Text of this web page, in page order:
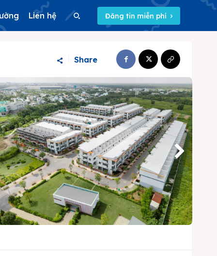
Search
Liên hệ Đăng tin miễn phí
Share